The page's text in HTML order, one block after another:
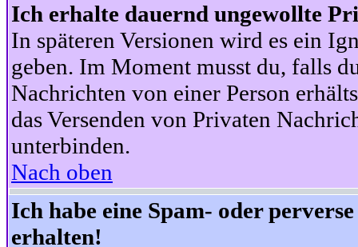
Ich erhalte dauernd ungewollte
In späteren Versionen wird es ein
geben. Im Moment musst du, falls
Nachrichten von einer Person
das Versenden von Privaten
unterbinden.
Nach oben
Ich habe eine Spam- oder
erhalten!